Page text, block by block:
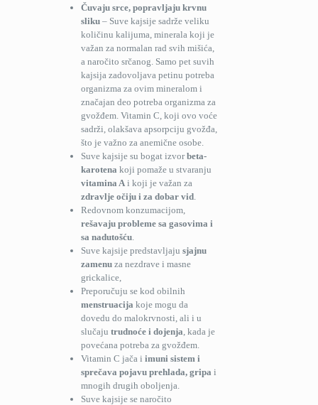
Čuvaju srce, popravljaju krvnu
sliku – Suve kajsije sadrže veliku
količinu kalijuma, minerala koji je
važan za normalan rad svih mišića,
a naročito srčanog. Samo pet suvih
kajsija zadovoljava petinu potreba
organizma za ovim mineralom i
značajan deo potreba organizma za
gvožđem. Vitamin C, koji ovo voće
sadrži, olakšava apsorpciju gvožđa,
što je važno za anemične osobe.
Suve kajsije su bogat izvorbeta-
karotena koji pomaže u stvaranju
vitamina A i koji je važan za
zdravlje očiju i za dobar vid
Redovnom konzumacijom,
rešavaju probleme sa gasovima i
sa nadutošću
Suve kajsije predstavljaju sjajnu
zamenu za nezdrave i masne
grickalice,
Preporučuju se kod obilnih
menstruacija koje mogu da
dovedu do malokrvnosti, ali i u
slučaju trudnoće i dojenja , kada je
povećana potreba za gvožđem.
Vitamin C jača i imuni sistem i
sprečava pojavu prehlada, gripa i
mnogih drugih oboljenja.
Suve kajsije se naročito